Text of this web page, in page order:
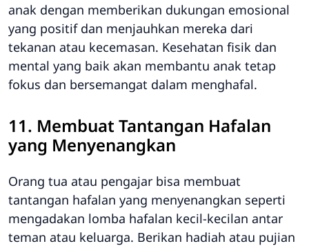
anak dengan memberikan dukungan emosional
yang positif dan menjauhkan mereka dari
tekanan atau kecemasan. Kesehatan fisik dan
mental yang baik akan membantu anak tetap
fokus dan bersemangat dalam menghafal.
11. Membuat Tantangan Hafalan
yang Menyenangkan
Orang tua atau pengajar bisa membuat
tantangan hafalan yang menyenangkan seperti
mengadakan lomba hafalan kecil-kecilan antar
teman atau keluarga. Berikan hadiah atau pujian